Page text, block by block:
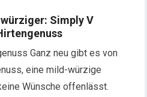
Simply V
Ganz neu gibt es von
eine mild-würzige
Wünsche offenlässt.